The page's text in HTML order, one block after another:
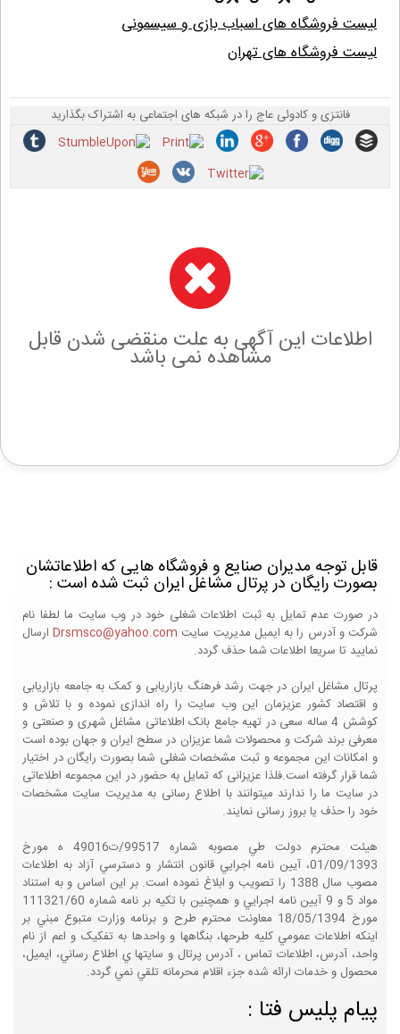
لیست فروشگاه های اسباب بازی و سیسمونی
لیست فروشگاه های تهران
فانتزی و کادوئی عاج را در شبکه های اجتماعی به اشتراک بگذارید
اطلاعات این آگهی به علت منقضی شدن قابل
مشاهده نمی باشد
قابل توجه مدیران صنایع و فروشگاه هایی که اطلاعاتشان
بصورت رایگان در پرتال مشاغل ایران ثبت شده است :
در صورت عدم تمایل به ثبت اطلاعات شغلی خود در وب سایت ما لطفا نام
شرکت و آدرس را به ایمیل مدیریت سایت Drsmsco@yahoo.comارسال
نمایید تا سریعا اطلاعات شما حذف گردد.
پرتال مشاغل ایران در جهت رشد فرهنگ بازاریابی و کمک به جامعه بازاریابی
و اقتصاد کشور عزیزمان این وب سایت را راه اندازی نموده و با تلاش و
کوشش 4 ساله سعی در تهیه جامع بانک اطلاعاتی مشاغل شهری و صنعتی و
معرفی برند شرکت و محصولات شما عزیزان در سطح ایران و جهان بوده است
و امکانات این مجموعه و ثبت مشخصات شغلی شما بصورت رایگان در اختیار
شما قرار گرفته است.فلذا عزیزانی که تمایل به حضور در این مجموعه اطلاعاتی
در سایت ما را ندارند میتوانند با اطلاع رسانی به مدیریت سایت مشخصات
خود را حذف یا بروز رسانی نمایند.
هيئت محترم دولت طي مصوبه شماره 99517/ت49016 ه مورخ
01/09/1393، آيين نامه اجرايي قانون انتشار و دسترسي آزاد به اطلاعات
مصوب سال 1388 را تصويب و ابلاغ نموده است. بر اين اساس و به استناد
مواد 5 و 9 آيين نامه اجرايي و همچنين با تکيه بر نامه شماره 111321/60
مورخ 18/05/1394 معاونت محترم طرح و برنامه وزارت متبوع مبني بر
اينکه اطلاعات عمومي کليه طرحها، بنگاهها و واحدها به تفکيک و اعم از نام
واحد، آدرس، اطلاعات تماس ، آدرس پرتال و سايتها ي اطلاع رساني، ايميل،
محصول و خدمات ارائه شده جزء اقلام محرمانه تلقي نمي گردد.
پیام پلیس فتا :